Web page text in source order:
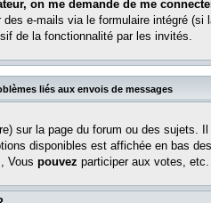
on me demande de me
e-mails via le formulaire intégré (si
de la fonctionnalité par les invités.
liés aux envois de messages
sur la page du forum ou des sujets.
disponibles est affichée en bas
Vous pouvez participer aux votes, etc.